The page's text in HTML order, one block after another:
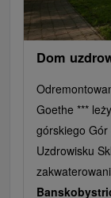
Dom
Goethe ***
górskiego Gór
Uzdrowisku